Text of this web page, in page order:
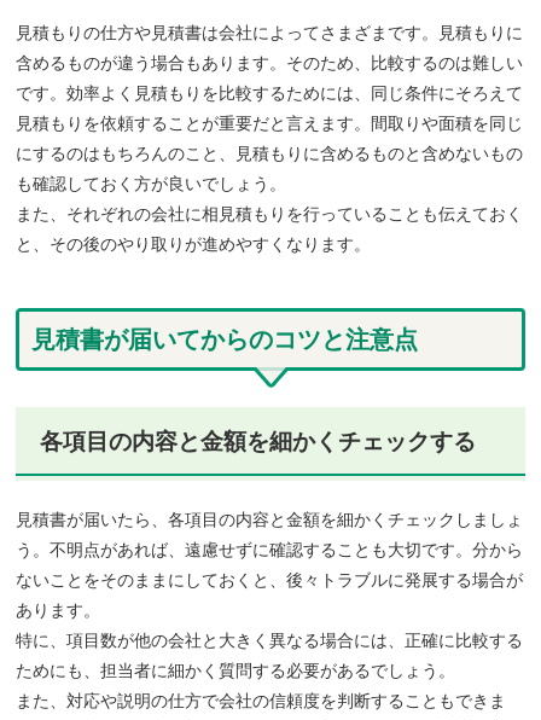
見積もりの仕方や見積書は会社によってさまざまです。見積もりに
含めるものが違う場合もあります。そのため、比較するのは難しい
です。効率よく見積もりを比較するためには、同じ条件にそろえて
見積もりを依頼することが重要だと言えます。間取りや面積を同じ
にするのはもちろんのこと、見積もりに含めるものと含めないもの
も確認しておく方が良いでしょう。
また、それぞれの会社に相見積もりを行っていることも伝えておく
と、その後のやり取りが進めやすくなります。
見積書が届いてからのコツと注意点
各項目の内容と金額を細かくチェックする
見積書が届いたら、各項目の内容と金額を細かくチェックしましょ
う。不明点があれば、遠慮せずに確認することも大切です。分から
ないことをそのままにしておくと、後々トラブルに発展する場合が
あります。
特に、項目数が他の会社と大きく異なる場合には、正確に比較する
ためにも、担当者に細かく質問する必要があるでしょう。
また、対応や説明の仕方で会社の信頼度を判断することもできま